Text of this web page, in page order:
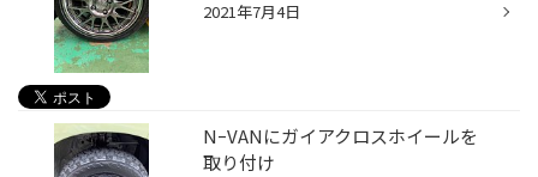
2021年7月4日
NｰVANにガイアクロスホイールを
取り付け